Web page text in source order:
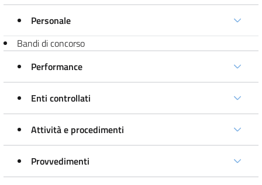
Personale
Bandi di concorso
Performance
Enti controllati
Attività e procedimenti
Provvedimenti